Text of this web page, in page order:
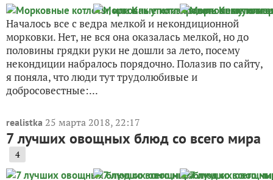
Началось все с ведра мелкой и некондиционной
морковки. Нет, не вся она оказалась мелкой, но до
половины грядки руки не дошли за лето, посему
некондиции набралось порядочно. Полазив по сайту,
я поняла, что люди тут трудолюбивые и
добросовестные:...
realistka 25 марта 2018, 22:17
7 лучших овощных блюд со всего мира
4